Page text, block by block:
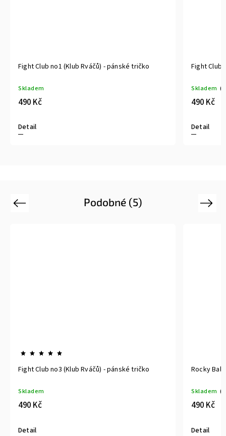
Fight Club no1 (Klub Rváčů) - pánské tričko
Skladem
490 Kč
Detail
Fight Club
Skladem
490 Kč
Detail
Podobné (5)
Previous
Fight Club no3 (Klub Rváčů) - pánské tričko
Skladem
490 Kč
Detail
Rocky
Skladem
490 Kč
Detail
Next